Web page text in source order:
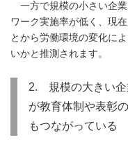
一方で規模の小さい企
ワーク実施率が低く、現
とから労働環境の変化に
いかと推測されます。
2. 規模の大きい企
が教育体制や表彰
もつながっている